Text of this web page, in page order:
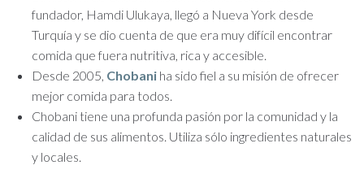
fundador, Hamdi Ulukaya, llegó a Nueva York desde
Turquía y se dio cuenta de que era muy difícil encontrar
comida que fuera nutritiva, rica y accesible.
Desde 2005, Chobani ha sido fiel a su misión de ofrecer
mejor comida para todos.
Chobani tiene una profunda pasión por la comunidad y la
calidad de sus alimentos. Utiliza sólo ingredientes naturales
y locales.